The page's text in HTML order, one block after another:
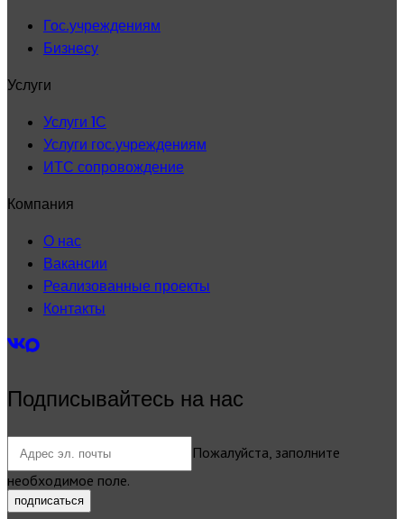
Гос.учреждениям
Бизнесу
Услуги
Услуги 1С
Услуги гос.учреждениям
ИТС сопровождение
Компания
О нас
Вакансии
Реализованные проекты
Контакты
Подписывайтесь на нас
Пожалуйста, заполните
необходимое поле.
подписаться